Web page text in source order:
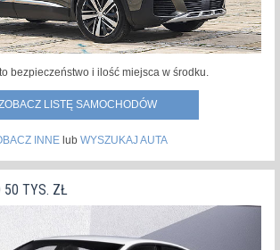
bezpieczeństwo i ilość miejsca w środku.
LISTĘ SAMOCHODÓW
INNElub WYSZUKAJ AUTA
50 TYS. ZŁ